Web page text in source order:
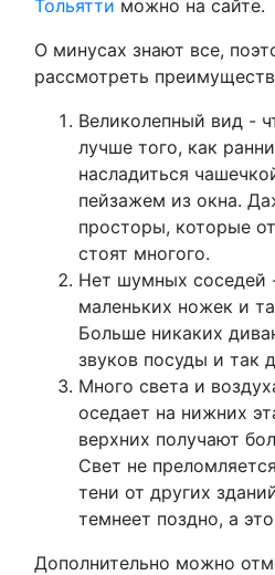
Тольятти можно на сайте.
О минусах знают все,
рассмотреть
Великолепный вид -
лучше того, как
насладиться
пейзажем из окна.
просторы, которые
стоят многого.
Нет шумных соседей
маленьких ножек и
Больше никаких
звуков посуды и так
Много света и
оседает на нижних
верхних получают
Свет не
тени от других
темнеет поздно, а
Дополнительно можно